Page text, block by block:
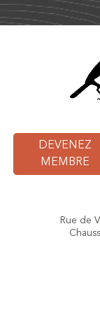
DEVENEZ
MEMBRE
Rue de